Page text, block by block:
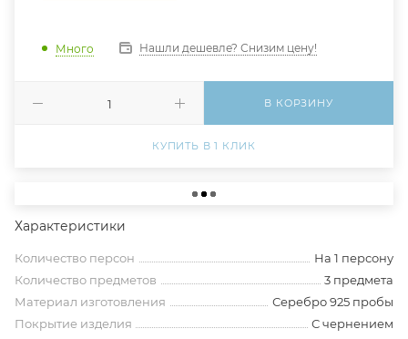
Много Нашли дешевле? Снизим цену!
В КОРЗИНУ
КУПИТЬ В 1 КЛИК
Характеристики
Количество персон
На 1 персону
Количество предметов
3 предмета
Материал изготовления
Серебро 925 пробы
Покрытие изделия
С чернением